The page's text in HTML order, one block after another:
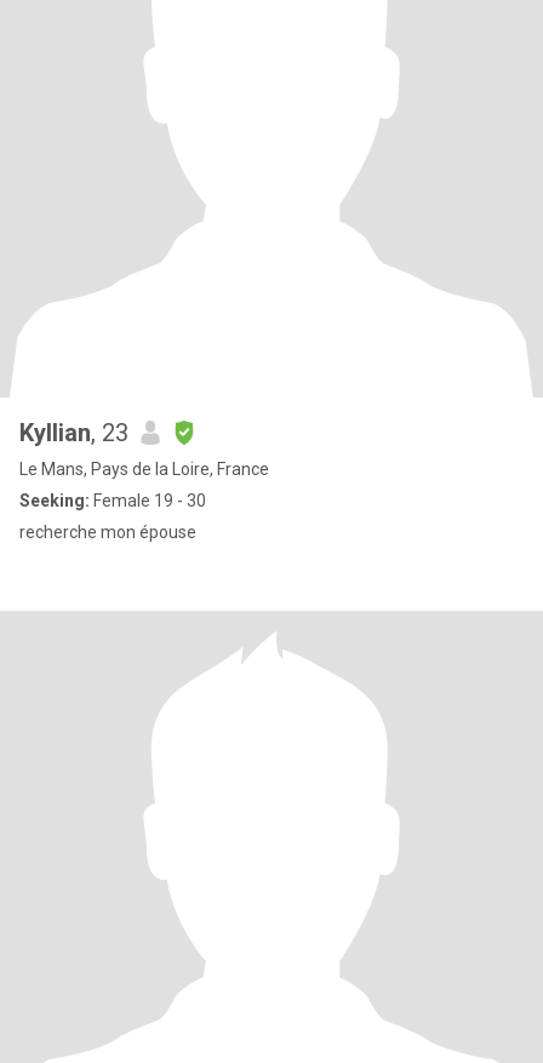
Kyllian, 23
Le Mans, Pays de la Loire, France
Seeking: Female 19 - 30
recherche mon épouse